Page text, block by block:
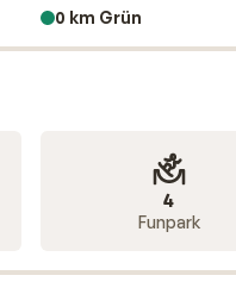
0 km Grün
4
Funpark